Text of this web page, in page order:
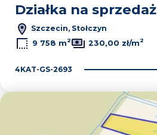
Działka na sprzedaż
Szczecin, Stołczyn
9 758 m2 230,00 zł/m2
4KAT-GS-2693